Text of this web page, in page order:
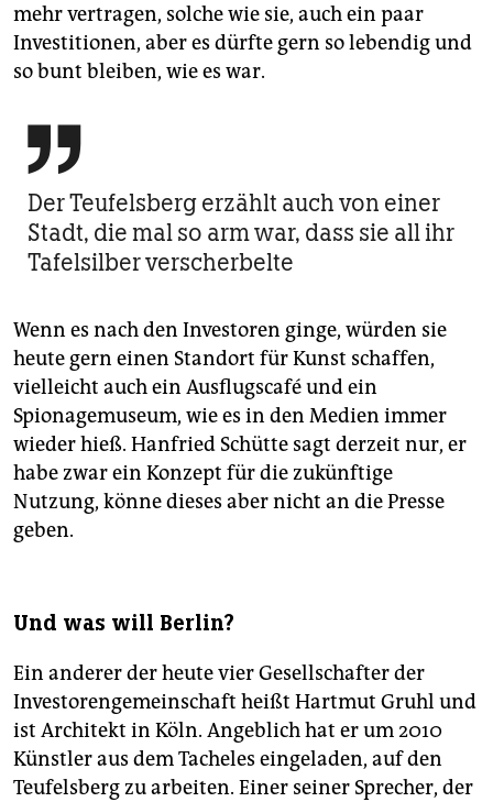
mehr vertragen, solche wie sie, auch ein paar
Investitionen, aber es dürfte gern so lebendig und
so bunt bleiben, wie es war.

Der Teufelsberg erzählt auch von einer
Stadt, die mal so arm war, dass sie all ihr
Tafelsilber verscherbelte
Wenn es nach den Investoren ginge, würden sie
heute gern einen Standort für Kunst schaffen,
vielleicht auch ein Ausflugscafé und ein
Spionagemuseum, wie es in den Medien immer
wieder hieß. Hanfried Schütte sagt derzeit nur, er
habe zwar ein Konzept für die zukünftige
Nutzung, könne dieses aber nicht an die Presse
geben.
Und was will Berlin?
Ein anderer der heute vier Gesellschafter der
Investorengemeinschaft heißt Hartmut Gruhl und
ist Architekt in Köln. Angeblich hat er um 2010
Künstler aus dem Tacheles eingeladen, auf den
Teufelsberg zu arbeiten. Einer seiner Sprecher, der